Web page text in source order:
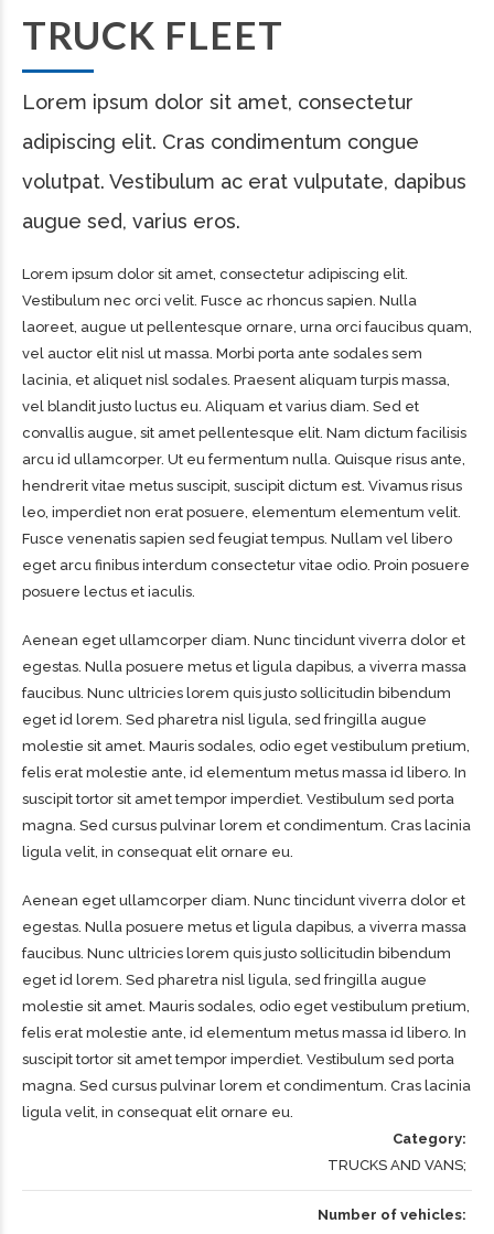
TRUCK FLEET
Lorem ipsum dolor sit amet, consectetur
adipiscing elit. Cras condimentum congue
volutpat. Vestibulum ac erat vulputate, dapibus
augue sed, varius eros.
Lorem ipsum dolor sit amet, consectetur adipiscing elit.
Vestibulum nec orci velit. Fusce ac rhoncus sapien. Nulla
laoreet, augue ut pellentesque ornare, urna orci faucibus quam,
vel auctor elit nisl ut massa. Morbi porta ante sodales sem
lacinia, et aliquet nisl sodales. Praesent aliquam turpis massa,
vel blandit justo luctus eu. Aliquam et varius diam. Sed et
convallis augue, sit amet pellentesque elit. Nam dictum facilisis
arcu id ullamcorper. Ut eu fermentum nulla. Quisque risus ante,
hendrerit vitae metus suscipit, suscipit dictum est. Vivamus risus
leo, imperdiet non erat posuere, elementum elementum velit.
Fusce venenatis sapien sed feugiat tempus. Nullam vel libero
eget arcu finibus interdum consectetur vitae odio. Proin posuere
posuere lectus et iaculis.
Aenean eget ullamcorper diam. Nunc tincidunt viverra dolor et
egestas. Nulla posuere metus et ligula dapibus, a viverra massa
faucibus. Nunc ultricies lorem quis justo sollicitudin bibendum
eget id lorem. Sed pharetra nisl ligula, sed fringilla augue
molestie sit amet. Mauris sodales, odio eget vestibulum pretium,
felis erat molestie ante, id elementum metus massa id libero. In
suscipit tortor sit amet tempor imperdiet. Vestibulum sed porta
magna. Sed cursus pulvinar lorem et condimentum. Cras lacinia
ligula velit, in consequat elit ornare eu.
Aenean eget ullamcorper diam. Nunc tincidunt viverra dolor et
egestas. Nulla posuere metus et ligula dapibus, a viverra massa
faucibus. Nunc ultricies lorem quis justo sollicitudin bibendum
eget id lorem. Sed pharetra nisl ligula, sed fringilla augue
molestie sit amet. Mauris sodales, odio eget vestibulum pretium,
felis erat molestie ante, id elementum metus massa id libero. In
suscipit tortor sit amet tempor imperdiet. Vestibulum sed porta
magna. Sed cursus pulvinar lorem et condimentum. Cras lacinia
ligula velit, in consequat elit ornare eu.
Category
TRUCKS AND VANS
Number of vehicles